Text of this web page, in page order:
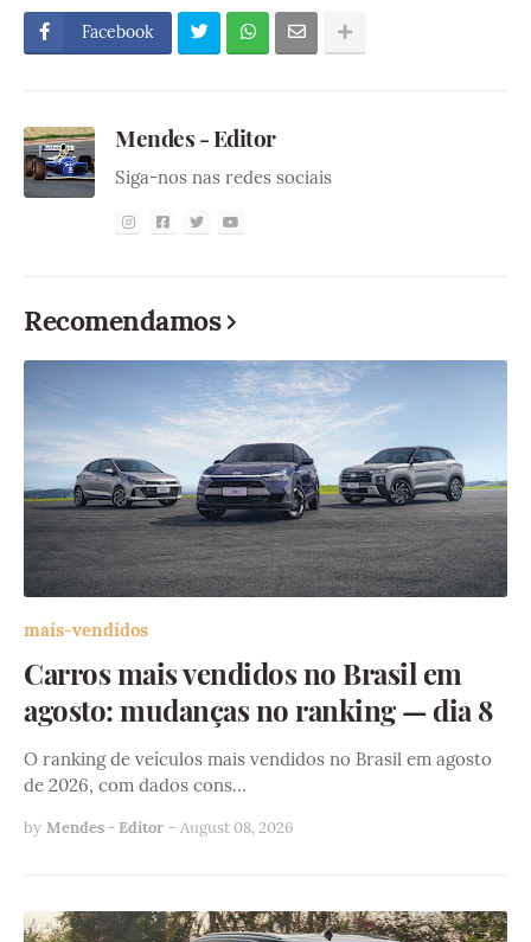
Facebook
Mendes - Editor
Siga-nos nas redes sociais
Recomendamos
mais-vendidos
Carros mais vendidos no Brasil em
agosto: mudanças no ranking — dia 8
O ranking de veículos mais vendidos no Brasil em agosto
de 2026, com dados cons…
by Mendes - Editor - August 08, 2026